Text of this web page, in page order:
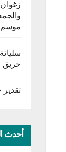
موسم 2025-2026
حريق
تقدير
أحدث